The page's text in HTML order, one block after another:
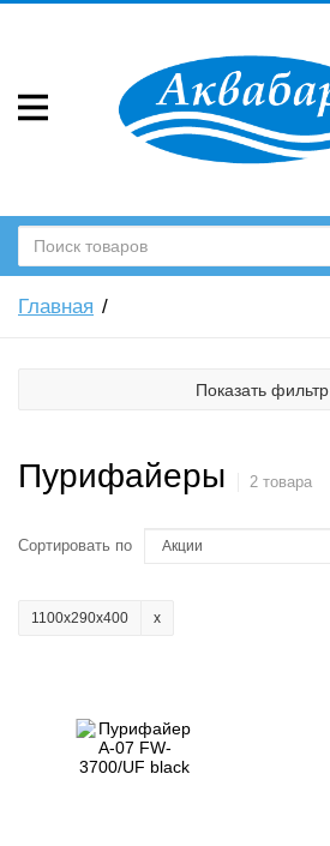
Главная
Показать фильтр
Пурифайеры 2 товара
Сортировать по
1100x290x400